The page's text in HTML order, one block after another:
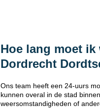
Hoe lang moet
Dordrecht
Ons team heeft een 24-uurs
kunnen overal in de stad
weersomstandigheden of